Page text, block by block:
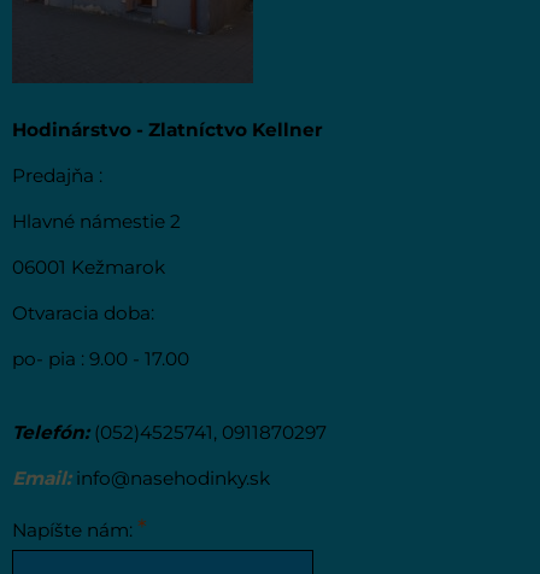
Hodinárstvo - Zlatníctvo Kellner
Predajňa :
Hlavné námestie 2
06001 Kežmarok
Otvaracia doba:
po- pia : 9.00 - 17.00
Telefón:(052)4525741, 0911870297
Email: info@nasehodinky.sk
Napíšte nám: *